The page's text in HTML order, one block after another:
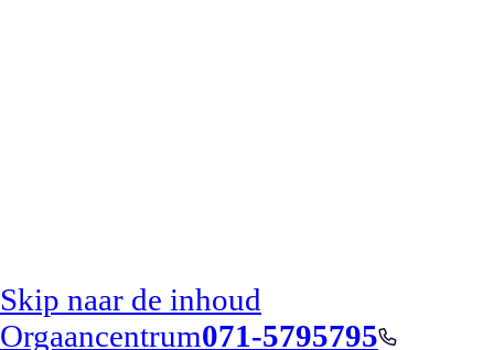
Skip naar de inhoud
Orgaancentrum071-5795795